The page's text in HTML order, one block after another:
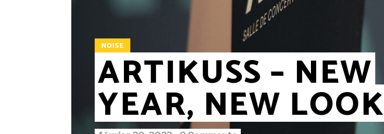
NOISE
ARTIKUSS – NEW
YEAR, NEW LOOK